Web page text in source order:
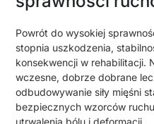
Powrót do wysokiej
stopnia uszkodzenia,
konsekwencji w rehabilitacji.
wczesne, dobrze dobrane
odbudowywanie siły mięśni
bezpiecznych wzorców